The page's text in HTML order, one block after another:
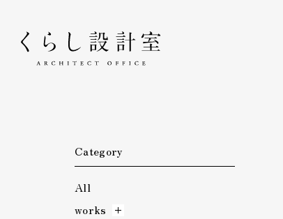
Category
All
works